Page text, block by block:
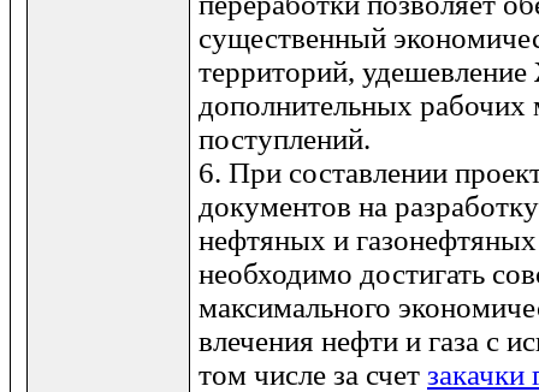
существенный
территорий,
дополнительных рабочих
поступ­лений.
6. При составлении
до­кументов на
нефтяных и
необходимо достигать
максимального
влечения нефти и газа с
том чис­ле за счет закачки